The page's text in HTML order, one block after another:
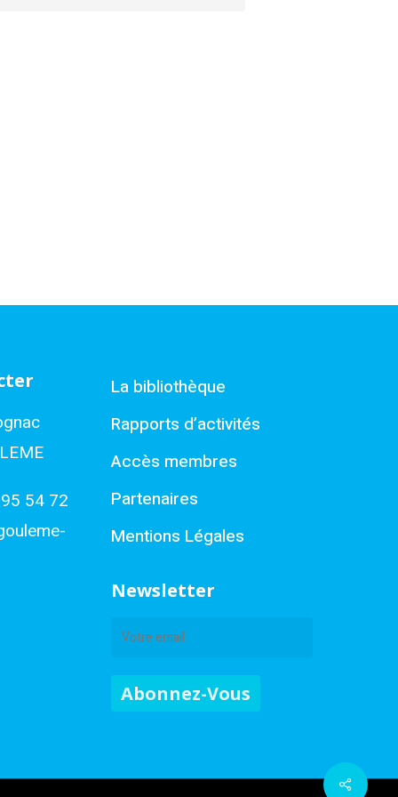
54 72
La bibliothèque
Rapports d’activités
Accès membres
Partenaires
Mentions Légales
Newsletter